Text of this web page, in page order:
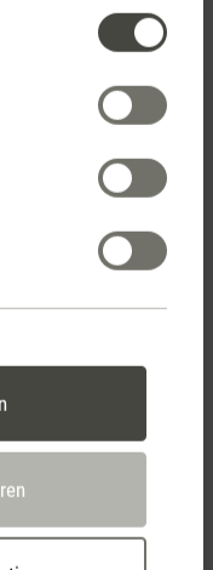
Germany GmbH